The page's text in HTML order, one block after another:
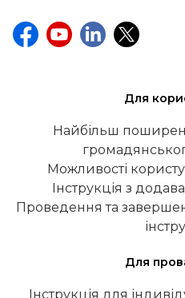
Для
Найбільш
Можливості
Інструкція з
Проведення та
Для
Інструкція для